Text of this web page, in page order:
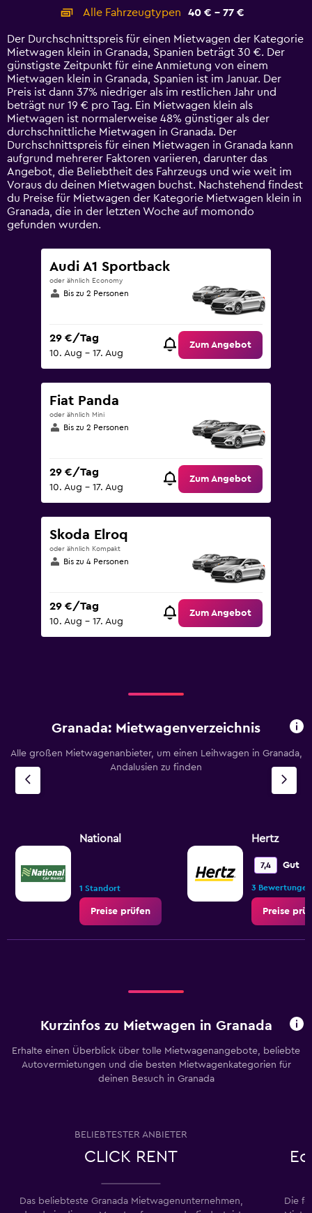
categories.
14
categories.
The
chart
has
1
Y
axis
displaying
values.
Range:
0
to
90.
Alle Fahrzeugtypen
40 € - 77 €
Der Durchschnittspreis für einen Mietwagen der Kategorie
Mietwagen klein in Granada, Spanien beträgt 30 €. Der
günstigste Zeitpunkt für eine Anmietung von einem
Mietwagen klein in Granada, Spanien ist im Januar. Der
Preis ist dann 37% niedriger als im restlichen Jahr und
beträgt nur 19 € pro Tag. Ein Mietwagen klein als
Mietwagen ist normalerweise 48% günstiger als der
durchschnittliche Mietwagen in Granada. Der
Durchschnittspreis für einen Mietwagen in Granada kann
aufgrund mehrerer Faktoren variieren, darunter das
Angebot, die Beliebtheit des Fahrzeugs und wie weit im
Voraus du deinen Mietwagen buchst. Nachstehend findest
du Preise für Mietwagen der Kategorie Mietwagen klein in
Granada, die in der letzten Woche auf momondo
gefunden wurden.
Audi A1 Sportback
oder ähnlich Economy
Bis zu 2 Personen
29 €/Tag
10. Aug – 17. Aug
Zum Angebot
Fiat Panda
oder ähnlich Mini
Bis zu 2 Personen
29 €/Tag
10. Aug – 17. Aug
Zum Angebot
Skoda Elroq
oder ähnlich Kompakt
Bis zu 4 Personen
29 €/Tag
10. Aug – 17. Aug
Zum Angebot
Granada: Mietwagenverzeichnis
Alle großen Mietwagenanbieter, um einen Leihwagen in Granada,
Andalusien zu finden
National
1 Standort
Preise prüfen
Hertz
7,4 Gut
3 Bewertungen
Preise
Kurzinfos zu Mietwagen in Granada
Erhalte einen Überblick über tolle Mietwagenangebote, beliebte
Autovermietungen und die besten Mietwagenkategorien für
deinen Besuch in Granada
BELIEBTESTER ANBIETER
CLICK RENT
Das beliebteste Granada Mietwagenunternehmen,
Die